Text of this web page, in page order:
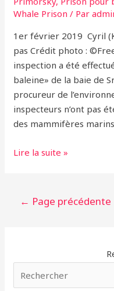
Whale Prison / Par
1er février 2019 Cyril
pas Crédit photo :
inspection a été
baleine» de la baie de
procureur de
inspecteurs n’ont pas
des mammifères
Russie
baleines
Lire la suite »
Pagination
← Page précédente